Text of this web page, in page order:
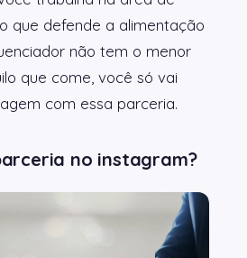
que defende a alimentação
não tem o menor
que come, você só vai
com essa parceria.
no instagram?